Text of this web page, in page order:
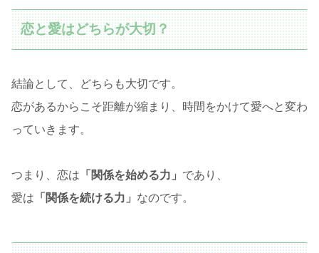
恋と愛はどちらが大切？
結論として、どちらも大切です。
恋があるからこそ距離が縮まり、時間をかけて愛へと変わ
っていきます。
つまり、恋は 「関係を始める力」 であり、
愛は 「関係を続ける力」 なのです。